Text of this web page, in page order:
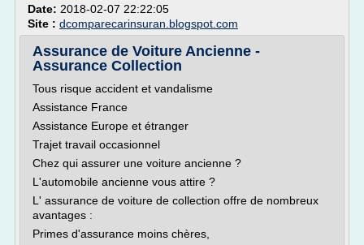
Date: 2018-02-07 22:22:05
Site : dcomparecarinsuran.blogspot.com
Assurance de Voiture Ancienne -
Assurance Collection
Tous risque accident et vandalisme
Assistance France
Assistance Europe et étranger
Trajet travail occasionnel
Chez qui assurer une voiture ancienne ?
L'automobile ancienne vous attire ?
L' assurance de voiture de collection offre de nombreux
avantages :
Primes d'assurance moins chères,